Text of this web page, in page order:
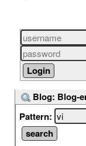
Blog: Blog-
Pattern: